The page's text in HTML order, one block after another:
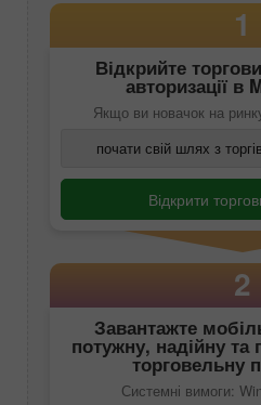
1
Відкрийте
авторизації в
Якщо ви новачок на
почати свій шлях з
Відкрити
2
Завантажте
потужну, надійну та
торговельну
Системні вимоги: